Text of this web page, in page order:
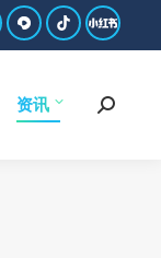
西
page
抖
page
小
书
资讯 Search:
资讯 Search: